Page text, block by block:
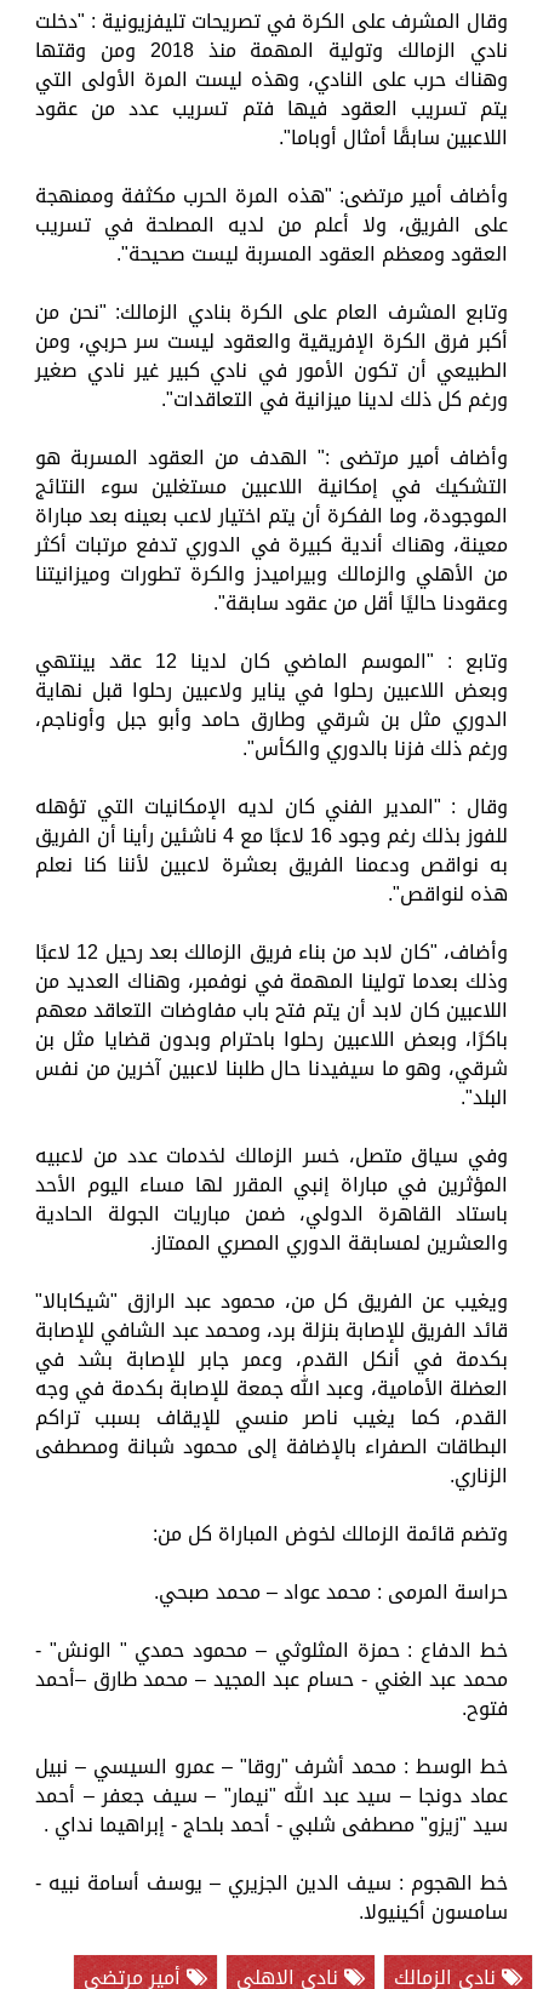
وقال المشرف على الكرة في تصريحات تليفزيونية : "دخلت
نادي الزمالك وتولية المهمة منذ 2018 ومن وقتها
وهناك حرب على النادي، وهذه ليست المرة الأولى التي
يتم تسريب العقود فيها فتم تسريب عدد من عقود
اللاعبين سابقًا أمثال أوباما".
وأضاف أمير مرتضى: "هذه المرة الحرب مكثفة وممنهجة
على الفريق، ولا أعلم من لديه المصلحة في تسريب
العقود ومعظم العقود المسربة ليست صحيحة".
وتابع المشرف العام على الكرة بنادي الزمالك: "نحن من
أكبر فرق الكرة الإفريقية والعقود ليست سر حربي، ومن
الطبيعي أن تكون الأمور في نادي كبير غير نادي صغير
ورغم كل ذلك لدينا ميزانية في التعاقدات".
وأضاف أمير مرتضى :" الهدف من العقود المسربة هو
التشكيك في إمكانية اللاعبين مستغلين سوء النتائج
الموجودة، وما الفكرة أن يتم اختيار لاعب بعينه بعد مباراة
معينة، وهناك أندية كبيرة في الدوري تدفع مرتبات أكثر
من الأهلي والزمالك وبيراميدز والكرة تطورات وميزانيتنا
وعقودنا حاليًا أقل من عقود سابقة".
وتابع : "الموسم الماضي كان لدينا 12 عقد بينتهي
وبعض اللاعبين رحلوا في يناير ولاعبين رحلوا قبل نهاية
الدوري مثل بن شرقي وطارق حامد وأبو جبل وأوناجم،
ورغم ذلك فزنا بالدوري والكأس".
وقال : "المدير الفني كان لديه الإمكانيات التي تؤهله
للفوز بذلك رغم وجود 16 لاعبًا مع 4 ناشئين رأينا أن الفريق
به نواقص ودعمنا الفريق بعشرة لاعبين لأننا كنا نعلم
هذه لنواقص".
وأضاف، "كان لابد من بناء فريق الزمالك بعد رحيل 12 لاعبًا
وذلك بعدما تولينا المهمة في نوفمبر، وهناك العديد من
اللاعبين كان لابد أن يتم فتح باب مفاوضات التعاقد معهم
باكرًا، وبعض اللاعبين رحلوا باحترام وبدون قضايا مثل بن
شرقي، وهو ما سيفيدنا حال طلبنا لاعبين آخرين من نفس
البلد".
وفي سياق متصل، خسر الزمالك لخدمات عدد من لاعبيه
المؤثرين في مباراة إنبي المقرر لها مساء اليوم الأحد
باستاد القاهرة الدولي، ضمن مباريات الجولة الحادية
والعشرين لمسابقة الدوري المصري الممتاز.
ويغيب عن الفريق كل من، محمود عبد الرازق "شيكابالا"
قائد الفريق للإصابة بنزلة برد، ومحمد عبد الشافي للإصابة
بكدمة في أنكل القدم، وعمر جابر للإصابة بشد في
العضلة الأمامية، وعبد الله جمعة للإصابة بكدمة في وجه
القدم، كما يغيب ناصر منسي للإيقاف بسبب تراكم
البطاقات الصفراء بالإضافة إلى محمود شبانة ومصطفى
الزناري.
وتضم قائمة الزمالك لخوض المباراة كل من:
حراسة المرمى : محمد عواد – محمد صبحي.
خط الدفاع : حمزة المثلوثي – محمود حمدي " الونش" -
محمد عبد الغني - حسام عبد المجيد – محمد طارق –أحمد
فتوح.
خط الوسط : محمد أشرف "روقا" – عمرو السيسي – نبيل
عماد دونجا – سيد عبد الله "نيمار" – سيف جعفر – أحمد
سيد "زيزو" مصطفى شلبي - أحمد بلحاج - إبراهيما نداي .
خط الهجوم : سيف الدين الجزيري – يوسف أسامة نبيه -
سامسون أكينيولا.
نادي الزمالك
نادي الاهلي أمير مرتضي